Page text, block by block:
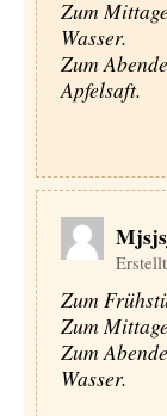
Zum
Wasser.
Zum
Apfelsaft.
Zum
Zum
Zum
Wasser.